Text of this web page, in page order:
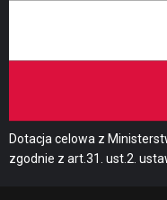
Dotacja celowa z
zgodnie z art.31. ust.2.